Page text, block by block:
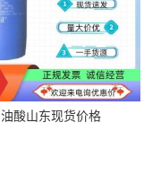
油酸山东现货价格